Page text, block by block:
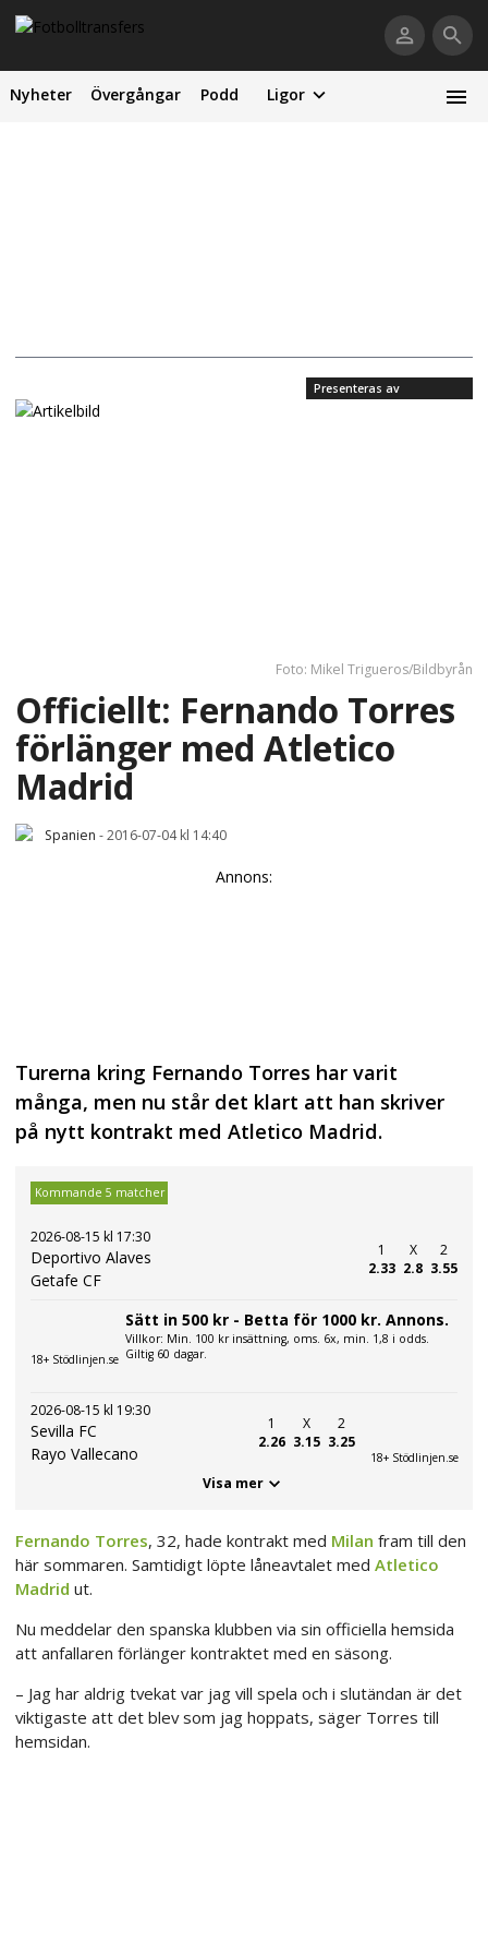
Nyheter Övergångar Podd Ligor
Presenteras av
Foto: Mikel Trigueros/Bildbyrån
Officiellt: Fernando Torres
förlänger med Atletico
Madrid
Spanien -2016-07-04 kl 14:40
Annons:
Turerna kring Fernando Torres har varit
många, men nu står det klart att han skriver
på nytt kontrakt med Atletico Madrid.
Kommande 5 matcher
2026-08-15 kl 17:30
Deportivo Alaves
Getafe CF
1
2.33
X
2.8
2
3.55
18+ Stödlinjen.se
Sätt in 500 kr - Betta för 1000 kr. Annons.
Villkor: Min. 100 kr insättning, oms. 6x, min. 1,8 i odds.
Giltig 60 dagar.
2026-08-15 kl 19:30
Sevilla FC
Rayo Vallecano
1
2.26
X
3.15
2
3.25
18+ Stödlinjen.se
Visa mer
Fernando Torres, 32, hade kontrakt med Milan fram till den
här sommaren. Samtidigt löpte låneavtalet med Atletico
Madrid ut.
Nu meddelar den spanska klubben via sin officiella hemsida
att anfallaren förlänger kontraktet med en säsong.
– Jag har aldrig tvekat var jag vill spela och i slutändan är det
viktigaste att det blev som jag hoppats, säger Torres till
hemsidan.